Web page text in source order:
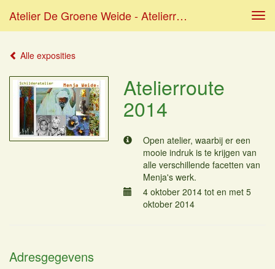
Atelier De Groene Weide - Atelierroute 2014
Alle exposities
Atelierroute
2014
Open atelier, waarbij er een
mooie indruk is te krijgen van
alle verschillende facetten van
Menja's werk.
4 oktober 2014 tot en met 5
oktober 2014
Adresgegevens